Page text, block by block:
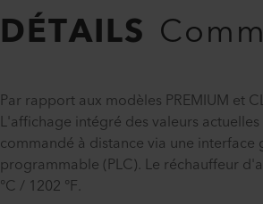
DÉTAILS
Par rapport aux modèles PREMIUM et
L'affichage intégré des valeurs
commandé à distance via une
programmable (PLC). Le réchauffeur
°C / 1202 °F.